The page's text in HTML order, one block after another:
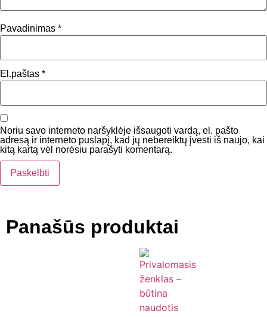
Pavadinimas *
El.paštas *
Noriu savo interneto naršyklėje išsaugoti vardą, el. pašto
adresą ir interneto puslapį, kad jų nebereiktų įvesti iš naujo, kai
kitą kartą vėl norėsiu parašyti komentarą.
Panašūs produktai